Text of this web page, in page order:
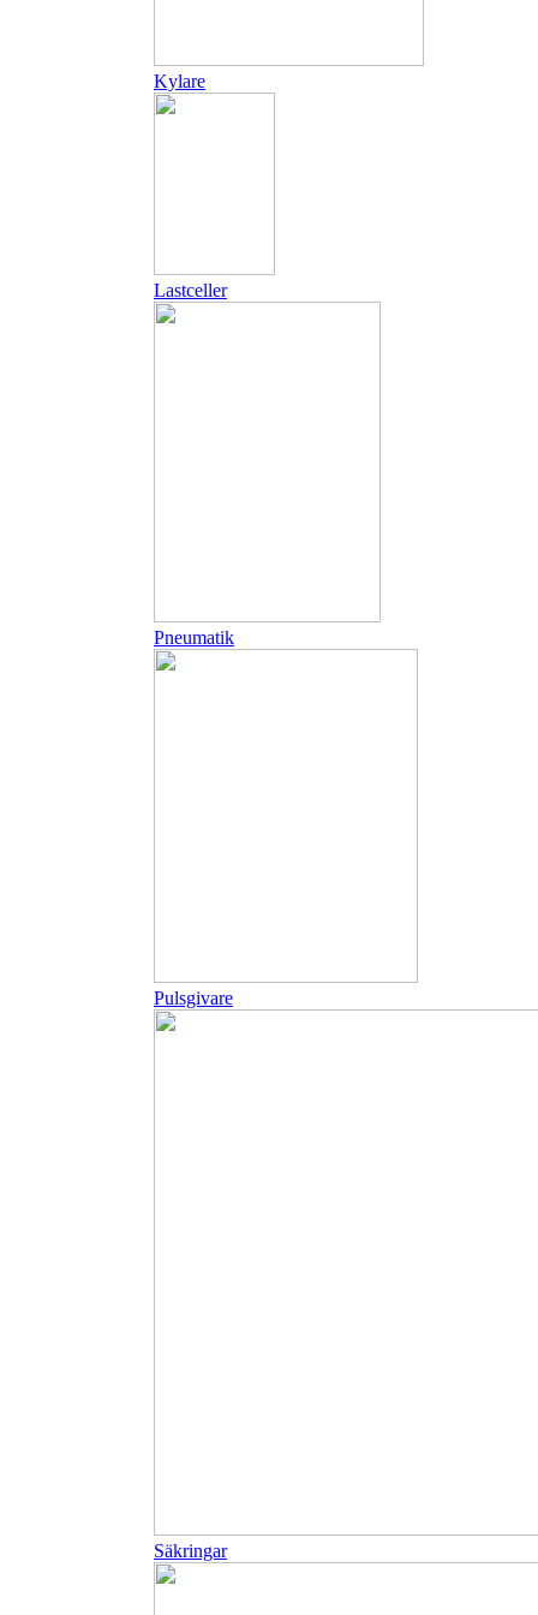
Kylare
Lastceller
Pneumatik
Pulsgivare
Säkringar